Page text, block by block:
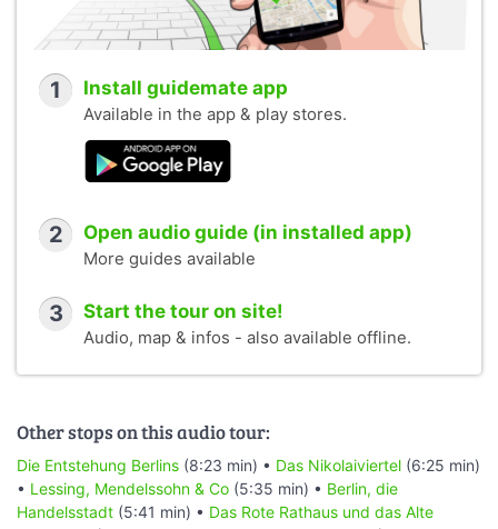
1 Install guidemate app
Available in the app & play stores.
2 Open audio guide (in installed app)
More guides available
3 Start the tour on site!
Audio, map & infos - also available offline.
Other stops on this audio tour:
Die Entstehung Berlins (8:23 min) • Das Nikolaiviertel (6:25 min)
• Lessing, Mendelssohn & Co (5:35 min) • Berlin, die
Handelsstadt (5:41 min) • Das Rote Rathaus und das Alte